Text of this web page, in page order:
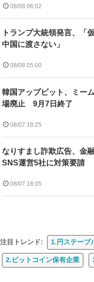
08/08 06:02
トランプ大統領発言、「
中国に渡さない」
08/08 05:00
韓国アップビット、ミー
場廃止 9月7日終了
08/07 18:25
なりすまし詐欺広告、金
SNS運営5社に対策要請
08/07 18:05
注目トレンド: 1.円ステーブ
2.ビットコイン保有企業